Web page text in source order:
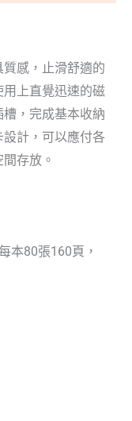
感，止滑舒適的
上直覺迅速的磁
，完成基本收納
計，可以應付各
存放。
本80張160頁，